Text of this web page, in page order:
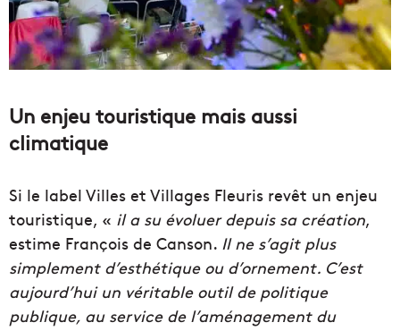
Un enjeu touristique mais aussi
climatique
Si le label Villes et Villages Fleuris revêt un enjeu
touristique, « il a su évoluer depuis sa création,
estime François de Canson. Il ne s’agit plus
simplement d’esthétique ou d’ornement. C’est
aujourd’hui un véritable outil de politique
publique, au service de l’aménagement du